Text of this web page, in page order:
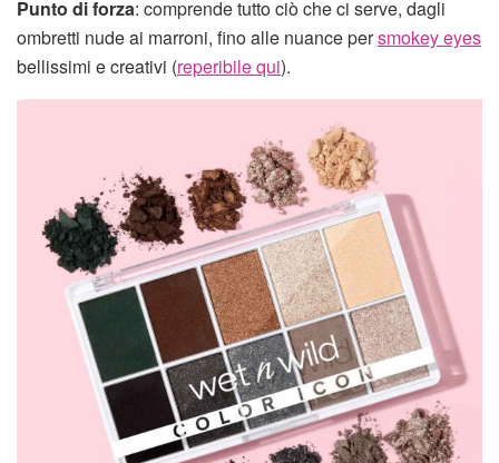
Punto di forza: comprende tutto ciò che ci serve, dagli
ombretti nude ai marroni, fino alle nuance persmokey eyes
bellissimi e creativi (reperibile qui).